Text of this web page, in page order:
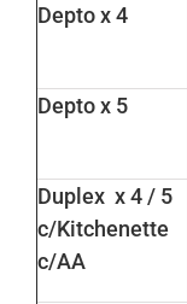
Depto x 4
Depto x 5
Duplex x 4 / 5
c/Kitchenette
c/AA